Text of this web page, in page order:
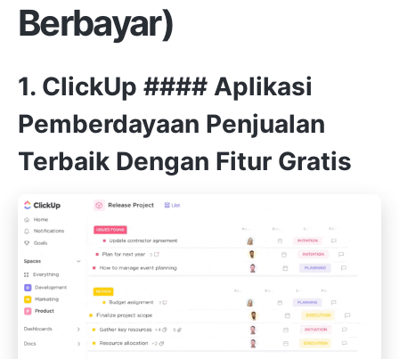
Berbayar)
1. ClickUp #### Aplikasi
Pemberdayaan Penjualan
Terbaik Dengan Fitur Gratis